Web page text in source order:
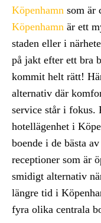
Köpenhamn som är
Köpenhamn är ett
staden eller i
på jakt efter ett bra
kommit helt rätt!
alternativ där
service står i fokus.
hotellägenhet i
boende i de bästa
receptioner som är
smidigt alternativ
längre tid i
fyra olika centrala